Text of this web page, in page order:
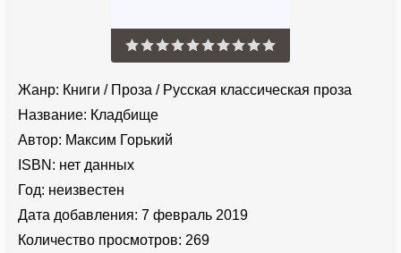
Жанр: Книги / Проза / Русская классическая проза
Название: Кладбище
Автор: Максим Горький
ISBN: нет данных
Год: неизвестен
Дата добавления: 7 февраль 2019
Количество просмотров: 269